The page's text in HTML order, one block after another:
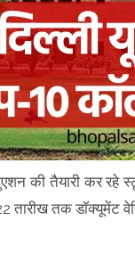
की तैयारी कर रहे
तारीख तक डॉक्यूमेंट